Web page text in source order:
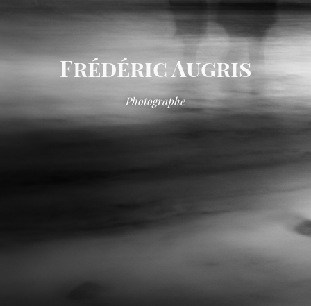
Frédéric Augris
Photographe